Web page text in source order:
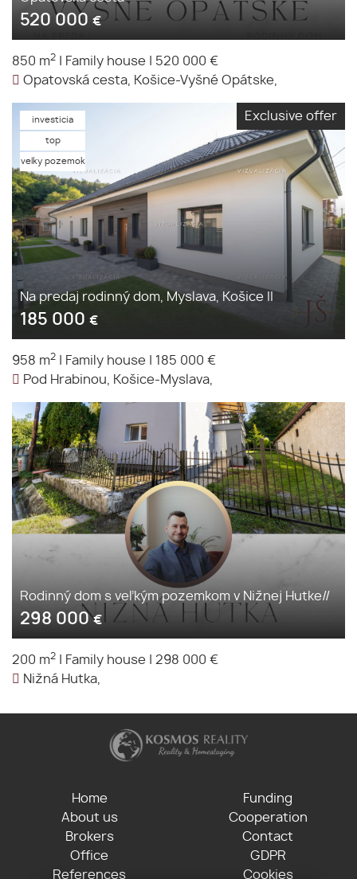
520 000 €
850 m2 Family house
520 000 €
Opatovská cesta, Košice-Vyšné Opátske,
Exclusive offer
investicia
top
velky pozemok
Na predaj rodinný dom, Myslava, Košice II
185 000 €
958 m2 Family house
185 000 €
Pod Hrabinou, Košice-Myslava,
Rodinný dom s veľkým pozemkom v Nižnej Hutke//
298 000€
200 m2 Family house
298 000 €
Nižná Hutka,
Home
About us
Brokers
Office
References
Funding
Cooperation
Contact
GDPR
Cookies